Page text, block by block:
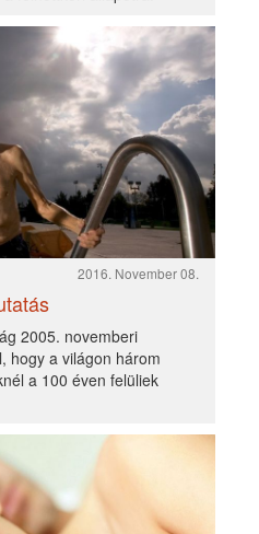
egészségünkben,
szeretnénk
órákat. Számos
hogy ...
országokban, még
nem is tudjuk, hogy
az általános, szívélyes
Lorenz).